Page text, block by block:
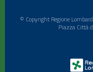
© Copyright Regione
Piazza Città